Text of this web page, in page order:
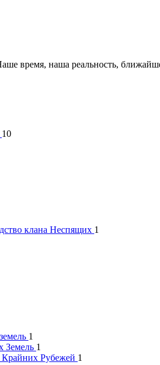
время, наша реальность,
10
клана Неспящих 1
1
Земель 1
Крайних Рубежей 1